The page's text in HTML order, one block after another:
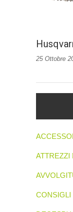
25 Ottobre
ATTREZZI
CONSIGLI